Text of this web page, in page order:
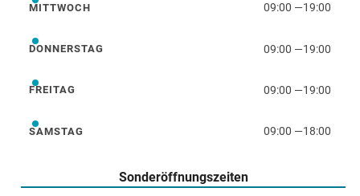
Mittwoch
MITTWOCH 09:00 —19:00
Donnerstag
DONNERSTAG 09:00 —19:00
Freitag
FREITAG 09:00 —19:00
Samstag
SAMSTAG 09:00 —18:00
Sonderöffnungszeiten